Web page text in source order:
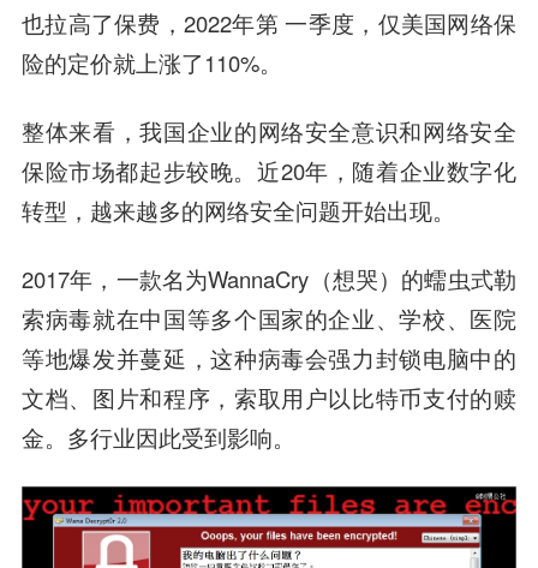
也拉高了保费，2022年第 一季度，仅美国网络保
险的定价就上涨了110%。
整体来看，我国企业的网络安全意识和网络安全
保险市场都起步较晚。 近20年，随着企业数字化
转型，越来越多的网络安全问题开始出现。
2017年，一款名为WannaCry（想哭）的蠕虫式勒
索病毒就在中国等多个国家的企业、学校、医院
等地爆发并蔓延，这种病毒会强力封锁电脑中的
文档、图片和程序，索取用户以比特币支付的赎
金。多行业因此受到影响。